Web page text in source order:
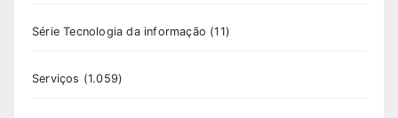
Série Tecnologia da informação (11)
Serviços (1.059)